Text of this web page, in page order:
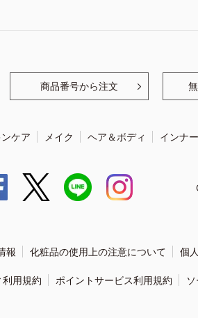
商品番号から注文
ケア メイク ヘア＆ボディ インナ
報 化粧品の使用上の注意について 個
用規約 ポイントサービス利用規約